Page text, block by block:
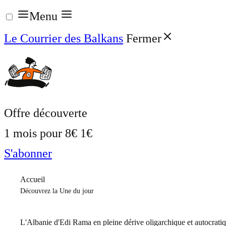
Aller
au
contenu
Menu
Le Courrier des Balkans Fermer
Offre découverte
1 mois pour 8€ 1€
S'abonner
Accueil
Découvrez la Une du jour
L'Albanie d'Edi Rama en pleine dérive oligarchique et